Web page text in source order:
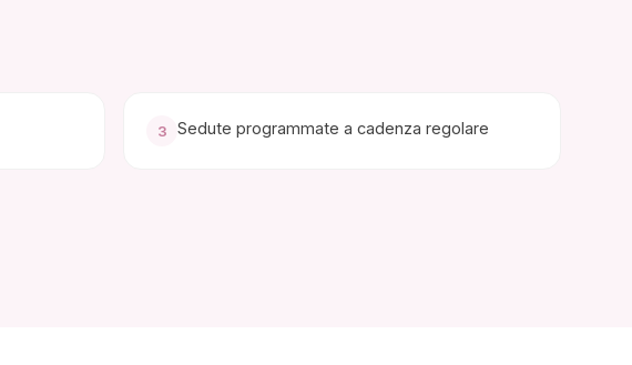
3 Sedute programmate a cadenza regolare